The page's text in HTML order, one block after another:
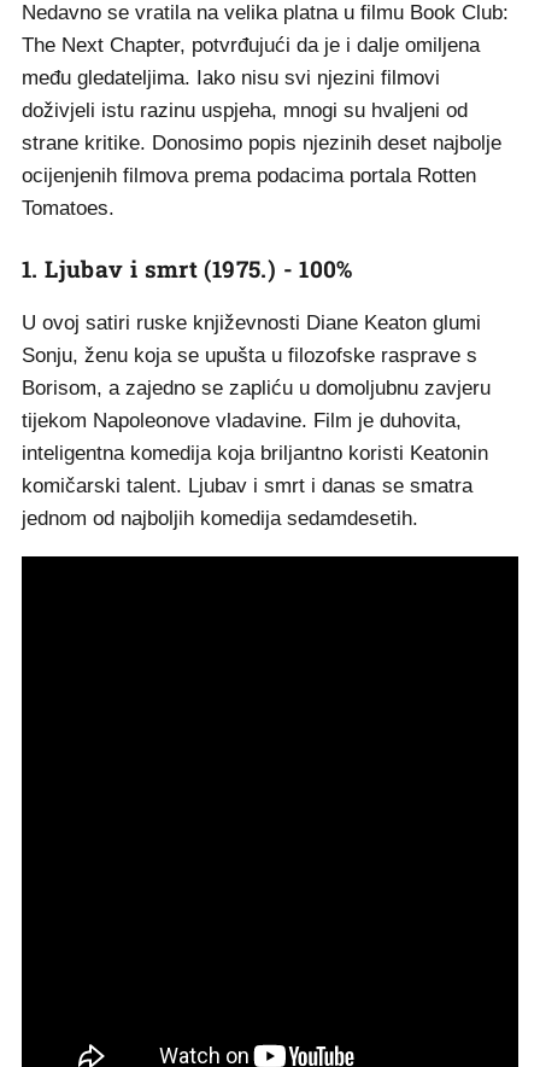
Nedavno se vratila na velika platna u filmu Book Club:
The Next Chapter, potvrđujući da je i dalje omiljena
među gledateljima. Iako nisu svi njezini filmovi
doživjeli istu razinu uspjeha, mnogi su hvaljeni od
strane kritike. Donosimo popis njezinih deset najbolje
ocijenjenih filmova prema podacima portala Rotten
Tomatoes.
1. Ljubav i smrt (1975.) - 100%
U ovoj satiri ruske književnosti Diane Keaton glumi
Sonju, ženu koja se upušta u filozofske rasprave s
Borisom, a zajedno se zapliću u domoljubnu zavjeru
tijekom Napoleonove vladavine. Film je duhovita,
inteligentna komedija koja briljantno koristi Keatonin
komičarski talent. Ljubav i smrt i danas se smatra
jednom od najboljih komedija sedamdesetih.